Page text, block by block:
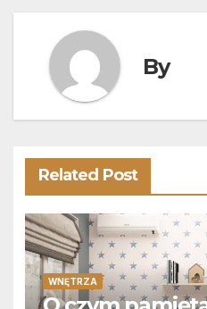
By
Related Post
WNĘTRZA